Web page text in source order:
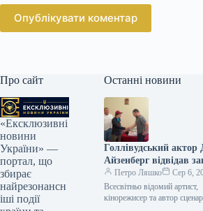
Опублікувати коментар
Про сайт
«Ексклюзивні
новини
України» —
портал, що
збирає
найрезонансн
іші події
Останні новини
Голлівудський актор
Айзенберг відвідав
оздоровлення
прикордонної служби
Петро Ляшко
Сер 6,
Всесвітньо відомий артист,
кінорежисер та автор